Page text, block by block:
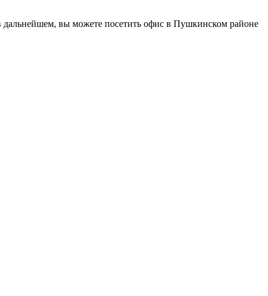
дальнейшем, вы можете посетить офис в Пушкинском районе